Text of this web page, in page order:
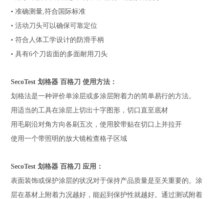
• 准确测量,符合国际标准
• 活动刀头可以确保可靠定位
• 符合人体工学设计的防滑手柄
• 具有6个刀齿面的多面耐用刀头
SecoTest 划格器 百格刀 使用方法：
划格法是一种评价单涂层或多涂层附着力的简单易行的方法。
用适当的工具在涂层上切出十字图形，切口直至底材
用毛刷沿对角方向各刷五次，使用胶带贴在切口上并拉开
使用一个带照明的放大镜检查格子区域
SecoTest 划格器 百格刀 应用：
表面装饰或保护涂层的状况对于保持产品质量是至关重要的。涂
层在基材上附着力况越好，能起到保护性就越好。通过测试附着